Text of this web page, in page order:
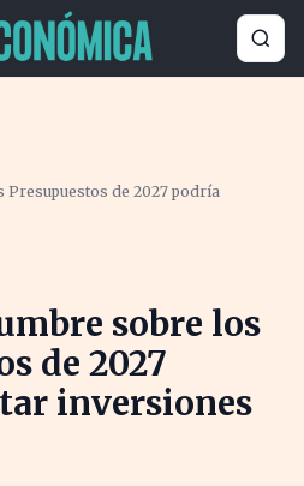
de 2027 podría
sobre los
de 2027
inversiones